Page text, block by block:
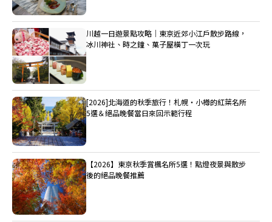
川越一日遊景點攻略｜東京近郊小江戶散步路線，
冰川神社、時之鐘、菓子屋橫丁一次玩
[2026]北海道的秋季旅行！札幌・小樽的紅葉名所
5選＆絕品晚餐當日來回示範行程
【2026】東京秋季賞楓名所5選！點燈夜景與散步
後的絕品晚餐推薦